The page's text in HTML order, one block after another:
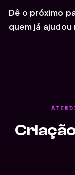
Dê o próximo
quem já